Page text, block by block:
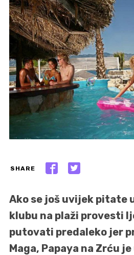
SHARE
Ako se još uvijek pitate
klubu na plaži provesti
putovati predaleko jer
Maga, Papaya na Zrću